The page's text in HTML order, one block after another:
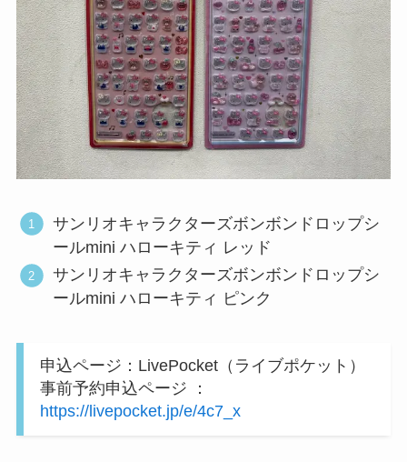
サンリオキャラクターズボンボンドロップシ
ールmini ハローキティ レッド
サンリオキャラクターズボンボンドロップシ
ールmini ハローキティ ピンク
申込ページ：LivePocket（ライブポケット）
事前予約申込ページ ：
https://livepocket.jp/e/4c7_x